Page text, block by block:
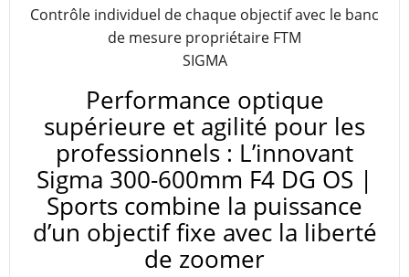
Contrôle individuel de chaque objectif avec le banc
de mesure propriétaire FTM
SIGMA
Performance optique
supérieure et agilité pour les
professionnels : L’innovant
Sigma 300-600mm F4 DG OS |
Sports combine la puissance
d’un objectif fixe avec la liberté
de zoomer